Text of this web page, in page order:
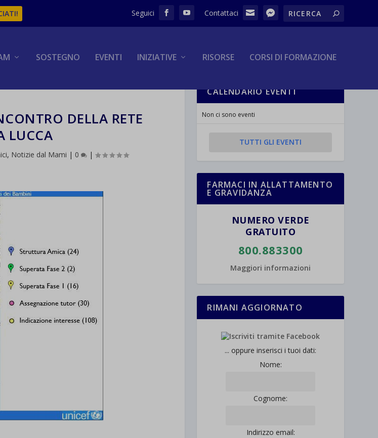
SOSTEGNO EVENTI INIZIATIVE RISORSE CORSI DI FORMAZIONE
DELLA RETE
LUCCA
, Notizie dal Mami | 0 |
CALENDARIO EVENTI
Non ci sono eventi
TUTTI GLI EVENTI
FARMACI IN ALLATTAMENTO
E GRAVIDANZA
NUMERO VERDE
GRATUITO
800.883300
Maggiori informazioni
RIMANI AGGIORNATO
... oppure inserisci i tuoi dati:
Nome:
Cognome:
Indirizzo email: